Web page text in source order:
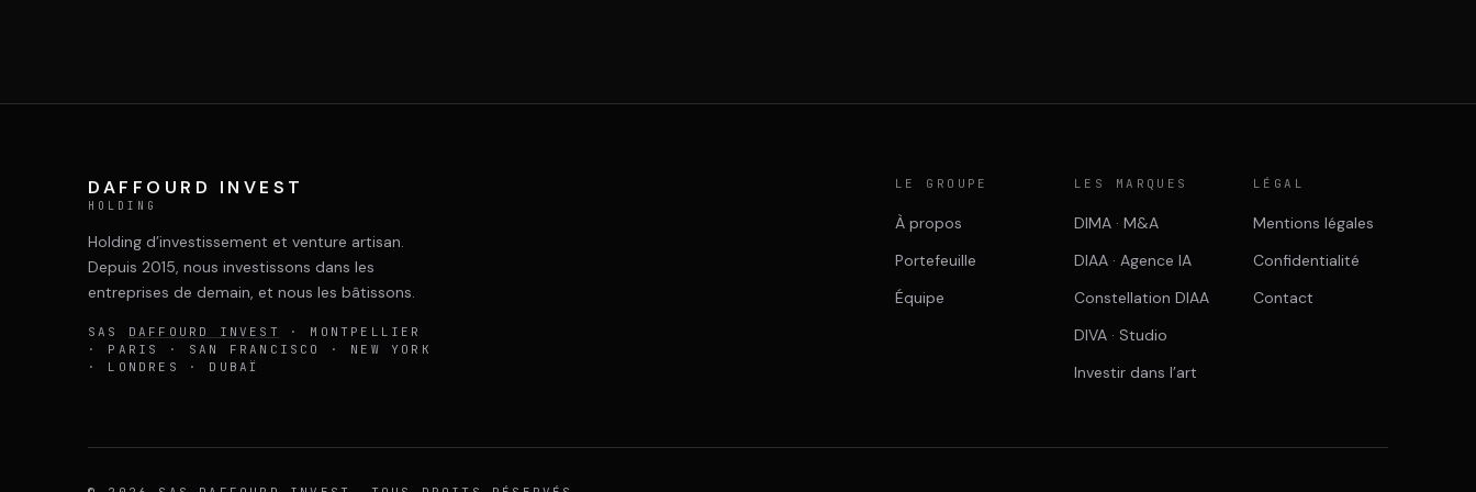
DAFFOURD INVEST
HOLDING
Holding d’investissement et venture artisan.
Depuis 2015, nous investissons dans les
entreprises de demain, et nous les bâtissons.
SAS DAFFOURD INVEST
· MONTPELLIER
· PARIS · SAN FRANCISCO · NEW YORK
· LONDRES · DUBAÏ
LE GROUPE
À propos
Portefeuille
Équipe
LES MARQUES
DIMA · M&A
DIAA · Agence IA
Constellation DIAA
DIVA · Studio
Investir dans l’art
LÉGAL
Mentions légales
Confidentialité
Contact